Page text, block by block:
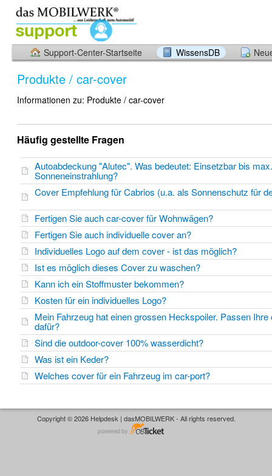
Support-Center-Startseite WissensDB
Produkte / car-cover
Informationen zu: Produkte / car-cover
Häufig gestellte Fragen
Autoabdeckung "Alutec". Was bedeutet: Einsetzbar bis
Sonneneinstrahlung?
Cover Empfehlung für Cabrios (u.a. als Sonnenschutz für
Fertigen Sie auch car-cover für Wohnwägen?
Fertigen Sie auch individuelle cover an?
Individuelles Logo auf dem cover - ist das möglich?
Ist es möglich dieses Cover zu waschen?
Kann ich ein Stoffmuster bekommen?
Kosten für ein individuelles Logo?
Mein Fahrzeug hat einen grossen Heckspoiler. Passen
dafür?
Sind die outdoor-cover 100% wasserdicht?
Was ist ein Keder?
Welches cover für ein Fahrzeug im car-port?
Copyright © 2026 Helpdesk | dasMOBILWERK - All rights reserved.